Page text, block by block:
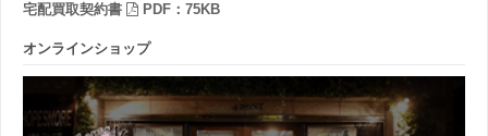
宅配買取契約書 PDF：75KB
オンラインショップ